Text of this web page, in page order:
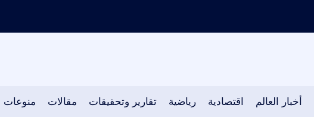
أخبار العالم اقتصادية رياضية تقارير وتحقيقات مقالات منوعات